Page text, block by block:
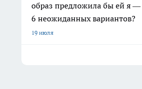
образ предложила бы ей я —
6 неожиданных вариантов?
19 июля